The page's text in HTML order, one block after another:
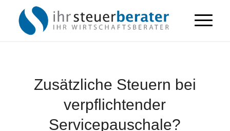
Zusätzliche Steuern bei
verpflichtender
Servicepauschale?